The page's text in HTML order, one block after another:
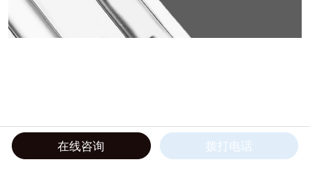
在线咨询 拨打电话